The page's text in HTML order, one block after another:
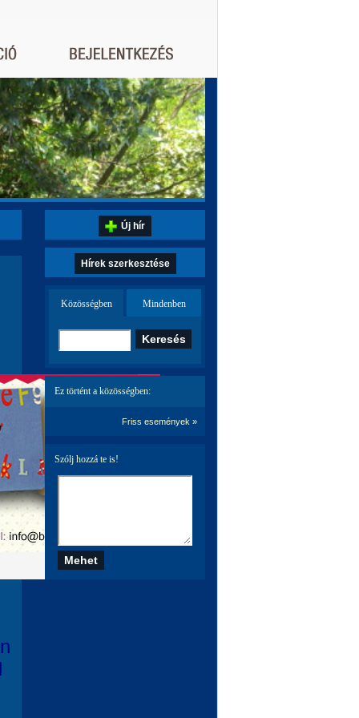
Új hír
Hírek szerkesztése
Közösségben Mindenben
Ez történt a közösségben:
Friss események »
Szólj hozzá te is!